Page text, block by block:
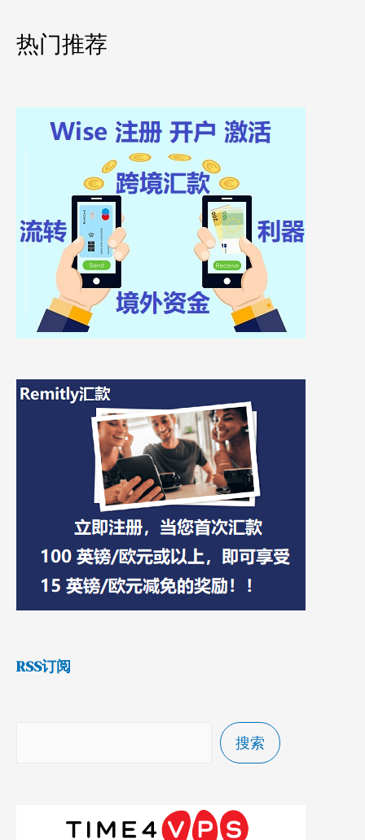
热门推荐
RSS订阅
搜索